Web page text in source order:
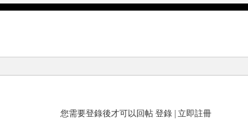
您需要登錄後才可以回帖 登錄| 立即註冊